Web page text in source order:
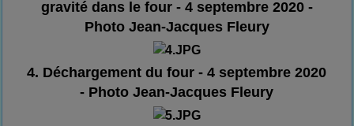
gravité dans le four - 4 septembre 2020 -
Photo Jean-Jacques Fleury
4. Déchargement du four - 4 septembre 2020
- Photo Jean-Jacques Fleury